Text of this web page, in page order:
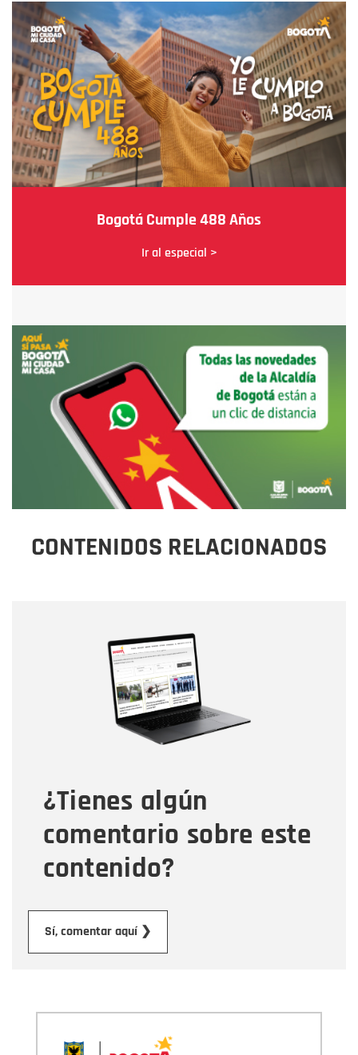
Bogotá Cumple 488 Años
Ir al especial >
CONTENIDOS RELACIONADOS
¿Tienes algún
comentario sobre este
contenido?
Sí, comentar aquí ❯
Correo electrónico
Tipo de comentario
Mensaje